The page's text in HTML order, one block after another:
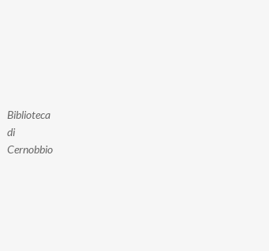
Biblioteca
di
Cernobbio